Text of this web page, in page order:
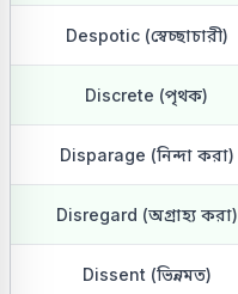
Despotic (স্বেচ্ছাচারী)
Discrete (পৃথক)
Disparage (নিন্দা করা)
Disregard (অগ্রাহ্য করা)
Dissent (ভিন্নমত)